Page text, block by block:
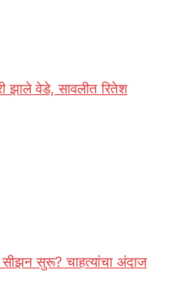
झाले वेडे, सावलीत रितेश
सीझन सुरू? चाहत्यांचा अंदाज